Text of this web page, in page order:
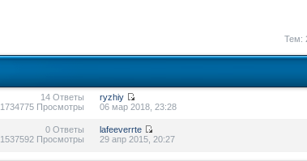
Тем:
14 Ответы
1734775 Просмотры
ryzhiy
06 мар 2018, 23:28
0 Ответы
1537592 Просмотры
lafeeverrte
29 апр 2015, 20:27